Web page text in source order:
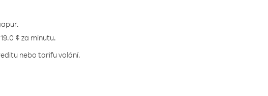
¢ za minutu.
nebo tarifu volání.